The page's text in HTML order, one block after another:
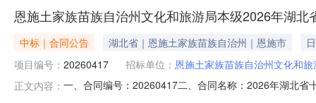
恩施土家族苗族自治州文化和旅游局本级2026年湖
中标｜合同公告 湖北省｜恩施土家族苗族自治州｜恩施市
项目编号： 20260417 招标单位： 恩施土家族苗族自治州文化和旅
正文内容： 一、合同编号：20260417二、合同名称：2026年湖北